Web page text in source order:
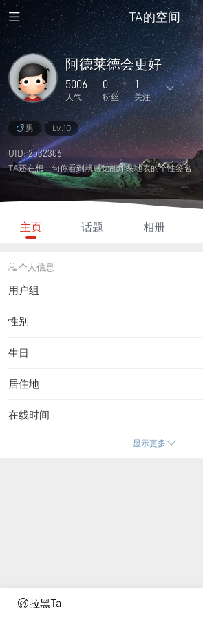
拉黑Ta
TA的空间
阿德莱德会更好
5006
人气
0
粉丝
1
关注
378
主题
6
回复
0
日志
0 1
关注
0
说说
男 Lv.10
UID: 2532306
TA还在想一句你看到就感觉能炸裂地表的个性签名
主页 话题 相册
个人信息
用户组
性别
生日
居住地
在线时间
显示更多